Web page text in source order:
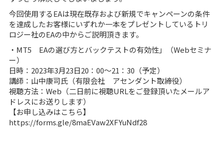
今回使用するEAは現在既存および新規でキャンペーンの条件
を達成したお客様にいずれか一本をプレゼントしているトリ
ロジー社のEAの中からご説明頂きます。
・MT5 EAの選び方とバックテストの有効性」（Webセミナ
ー）
日時：2023年3月23日20：00～21：30（予定）
講師：山中康司氏（有限会社 アセンダント取締役）
視聴方法：Web（二日前に視聴URLをご登録頂いたメールア
ドレスにお送りします）
【お申し込みはこちら】
https://forms.gle/8maEVaw2XFYuNdf28